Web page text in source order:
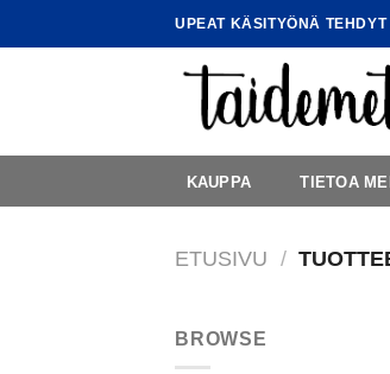
to
UPEAT KÄSITYÖNÄ
KAUPPA TIETOA
ETUSIVU /
BROWSE